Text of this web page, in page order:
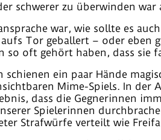
schwerer zu überwinden
war, wie sollte es
Tor geballert – oder eben
so oft gehört haben, dass sie
schienen ein paar Hände
Mime-Spiels. In der
dass die Gegnerinnen
Spielerinnen
Strafwürfe verteilt wie